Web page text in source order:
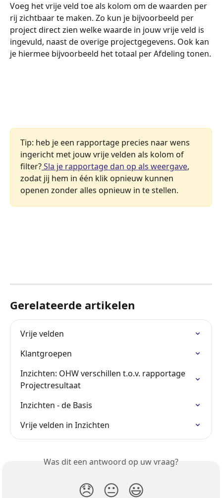
Voeg het vrije veld toe als kolom om de waarden per
rij zichtbaar te maken. Zo kun je bijvoorbeeld per
project direct zien welke waarde in jouw vrije veld is
ingevuld, naast de overige projectgegevens. Ook kan
je hiermee bijvoorbeeld het totaal per Afdeling tonen.
Tip: heb je een rapportage precies naar wens
ingericht met jouw vrije velden als kolom of
filter? Sla je rapportage dan op als weergave,
zodat jij hem in één klik opnieuw kunnen
openen zonder alles opnieuw in te stellen.
Gerelateerde artikelen
Vrije velden
Klantgroepen
Inzichten: OHW verschillen t.o.v. rapportage
Projectresultaat
Inzichten - de Basis
Vrije velden in Inzichten
Was dit een antwoord op uw vraag?
😞 😐 😃